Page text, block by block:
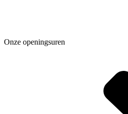
Onze openingsuren